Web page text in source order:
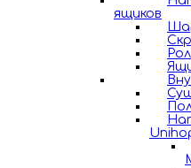
ящиков